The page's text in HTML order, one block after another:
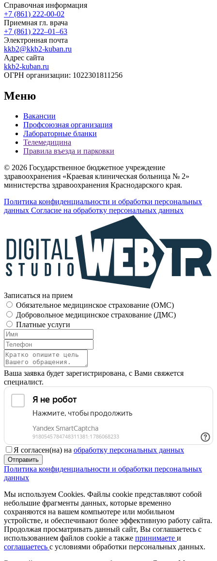
Справочная информация
+7 (861) 222-00-02
Приемная гл. врача
+7 (861) 222‒01‒63
Электронная почта
kkb2@kkb2-kuban.ru
Адрес сайта
kkb2-kuban.ru
ОГРН организации: 1022301811256
Меню
Вакансии
Профсоюзная организация
Лабораторные бланки
Телемедицина
Правила въезда и парковки
© 2026 Государственное бюджетное учреждение
здравоохранения «Краевая клиническая больница № 2»
министерства здравоохранения Краснодарского края.
Политика конфиденциальности и обработки персональных
данных Согласие на обработку персональных данных
Записаться на прием
Обязательное медицинское страхование (OMC)
Добровольное медицинское страхование (ДМС)
Платные услуги
Ваша заявка будет зарегистрирована, с Вами свяжется
специалист.
Я согласен(на) на обработку персональных данных
Отправить
Политика конфиденциальности и обработки персональных
данных
Мы используем Cookies. Файлы cookie представляют собой
небольшие фрагменты данных, которые временно
сохраняются на вашем компьютере или мобильном
устройстве, и обеспечивают более эффективную работу сайта.
Продолжая просматривать данный сайт, Вы соглашаетесь с
использованием файлов cookie а также принимаете и
соглашаетесь с условиями обработки персональных данных.